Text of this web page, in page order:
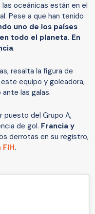
oceánicas están en el
Pese a que han tenido
uno de los países
todo el planeta. En
.
resalta la figura de
equipo y goleadora,
las galas.
puesto del Grupo A,
de gol. Francia y
derrotas en su registro,
.